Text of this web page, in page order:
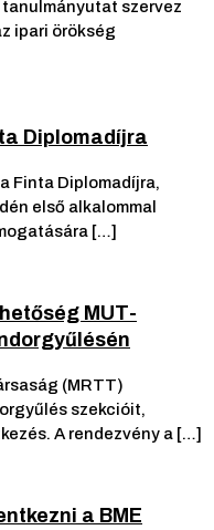
szervez
ipari örökség
Diplomadíjra
Finta Diplomadíjra,
első alkalommal
[…]
MUT-
(MRTT)
szekcióit,
A rendezvény a […]
a BME